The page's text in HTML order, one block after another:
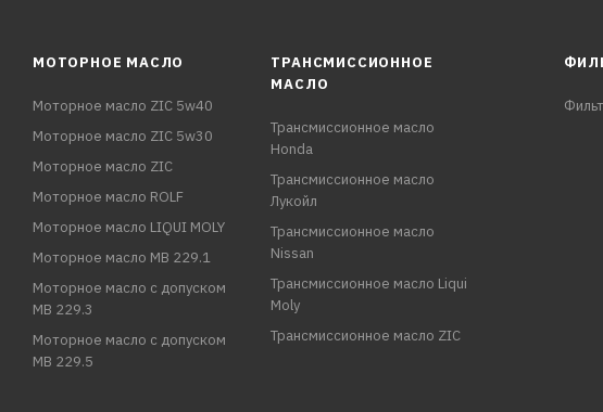
МОТОРНОЕ МАСЛО
Моторное масло ZIC 5w40
Моторное масло ZIC 5w30
Моторное масло ZIC
Моторное масло ROLF
Моторное масло LIQUI MOLY
Моторное масло MB 229.1
Моторное масло с допуском
MB 229.3
Моторное масло с допуском
MB 229.5
ТРАНСМИССИОННОЕ
МАСЛО
Трансмиссионное масло
Honda
Трансмиссионное масло
Лукойл
Трансмиссионное масло
Nissan
Трансмиссионное масло Liqui
Moly
Трансмиссионное масло ZIC